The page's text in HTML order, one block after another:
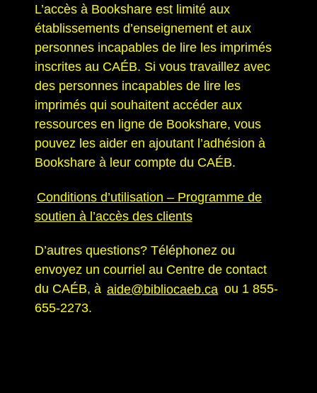
L’accès à Bookshare est limité aux
établissements d’enseignement et aux
personnes incapables de lire les imprimés
inscrites au CAÉB. Si vous travaillez avec
des personnes incapables de lire les
imprimés qui souhaitent accéder aux
ressources en ligne de Bookshare, vous
pouvez les aider en ajoutant l’adhésion à
Bookshare à leur compte du CAÉB.
Conditions d’utilisation – Programme de
soutien à l’accès des clients
D’autres questions? Téléphonez ou
envoyez un courriel au Centre de contact
du CAÉB, à aide@bibliocaeb.ca ou 1 855-
655-2273.